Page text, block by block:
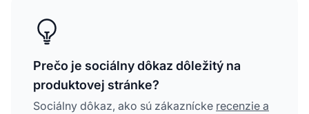
Prečo je sociálny dôkaz dôležitý na
produktovej stránke?
Sociálny dôkaz, ako sú zákaznícke recenzie a